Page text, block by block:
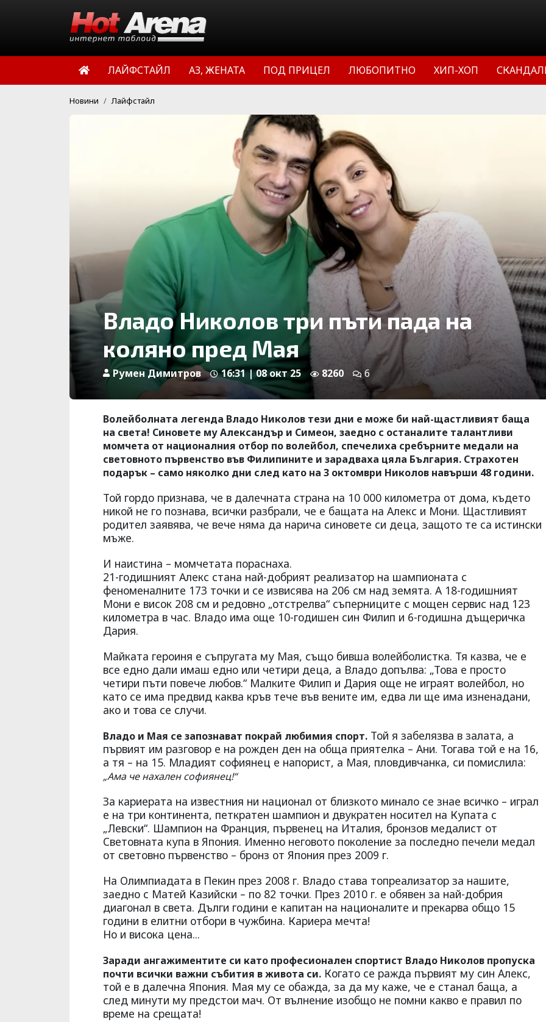
ЛАЙФСТАЙЛ АЗ, ЖЕНАТА ПОД ПРИЦЕЛ ЛЮБОПИТНО ХИП-ХОП
Новини Лайфстайл
Владо Николов три пъти пада на
коляно пред Мая
Румен Димитров 16:31 | 08 окт 25 8260 6
Волейболната легенда Владо Николов тези дни е може би най-щастливият баща
на света! Синовете му Александър и Симеон, заедно с останалите талантливи
момчета от националния отбор по волейбол, спечелиха сребърните медали на
световното първенство във Филипините и зарадваха цяла България. Страхотен
подарък – само няколко дни след като на 3 октомври Николов навърши 48 години.
Той гордо признава, че в далечната страна на 10 000 километра от дома, където
никой не го познава, всички разбрали, че е бащата на Алекс и Мони. Щастливият
родител заявява, че вече няма да нарича синовете си деца, защото те са истински
мъже.
И наистина – момчетата пораснаха.
21-годишният Алекс стана най-добрият реализатор на шампионата с
феноменалните 173 точки и се извисява на 206 см над земята. А 18-годишният
Мони е висок 208 см и редовно „отстрелва“ съперниците с мощен сервис над 123
километра в час. Владо има още 10-годишен син Филип и 6-годишна дъщеричка
Дария.
Майката героиня е съпругата му Мая, също бивша волейболистка. Тя казва, че е
все едно дали имаш едно или четири деца, а Владо допълва: „Това е просто
четири пъти повече любов.“ Малките Филип и Дария още не играят волейбол, но
като се има предвид каква кръв тече във вените им, едва ли ще има изненадани,
ако и това се случи.
Владо и Мая се запознават покрай любимия спорт. Той я забелязва в залата, а
първият им разговор е на рожден ден на обща приятелка – Ани. Тогава той е на 16,
а тя – на 15. Младият софиянец е напорист, а Мая, пловдивчанка, си помислила:
„Ама че нахален софиянец!“
За кариерата на известния ни национал от близкото минало се знае всичко – играл
е на три континента, петкратен шампион и двукратен носител на Купата с
„Левски“. Шампион на Франция, първенец на Италия, бронзов медалист от
Световната купа в Япония. Именно неговото поколение за последно печели медал
от световно първенство – бронз от Япония през 2009 г.
На Олимпиадата в Пекин през 2008 г. Владо става топреализатор за нашите,
заедно с Матей Казийски – по 82 точки. През 2010 г. е обявен за най-добрия
диагонал в света. Дълги години е капитан на националите и прекарва общо 15
години в елитни отбори в чужбина. Кариера мечта!
Но и висока цена...
Заради ангажиментите си като професионален спортист Владо Николов пропуска
почти всички важни събития в живота си. Когато се ражда първият му син Алекс,
той е в далечна Япония. Мая му се обажда, за да му каже, че е станал баща, а
след минути му предстои мач. От вълнение изобщо не помни какво е правил по
време на срещата!